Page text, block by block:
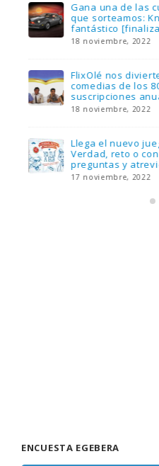
Gana una de las
que sorteamos:
fantástico
18 noviembre, 2022
FlixOlé nos divierte
comedias de los 80
suscripciones
18 noviembre, 2022
Llega el nuevo
Verdad, reto o
preguntas y
17 noviembre, 2022
ENCUESTA EGEBERA